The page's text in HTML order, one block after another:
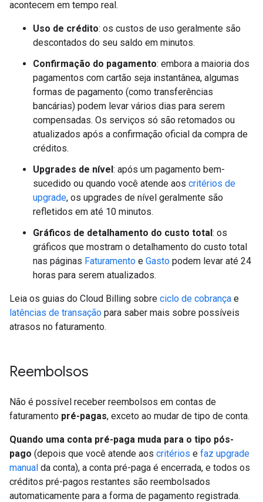
acontecem em tempo real.
Uso de crédito: os custos de uso geralmente são
descontados do seu saldo em minutos.
Confirmação do pagamento: embora a maioria dos
pagamentos com cartão seja instantânea, algumas
formas de pagamento (como transferências
bancárias) podem levar vários dias para serem
compensadas. Os serviços só são retomados ou
atualizados após a confirmação oficial da compra de
créditos.
Upgrades de nível: após um pagamento bem-
sucedido ou quando você atende aos critérios de
upgrade, os upgrades de nível geralmente são
refletidos em até 10 minutos.
Gráficos de detalhamento do custo total: os
gráficos que mostram o detalhamento do custo total
nas páginas Faturamento e Gasto podem levar até 24
horas para serem atualizados.
Leia os guias do Cloud Billing sobre ciclo de cobrança e
latências de transação para saber mais sobre possíveis
atrasos no faturamento.
Reembolsos
Não é possível receber reembolsos em contas de
faturamento pré-pagas, exceto ao mudar de tipo de conta.
Quando uma conta pré-paga muda para o tipo pós-
pago (depois que você atende aos critérios e faz upgrade
manual da conta), a conta pré-paga é encerrada, e todos os
créditos pré-pagos restantes são reembolsados
automaticamente para a forma de pagamento registrada.